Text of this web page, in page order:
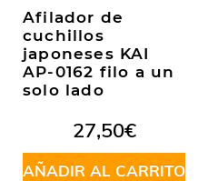
Afilador de
cuchillos
japoneses KAI
AP-0162 filo a un
solo lado
27,50€
AÑADIR AL CARRITO